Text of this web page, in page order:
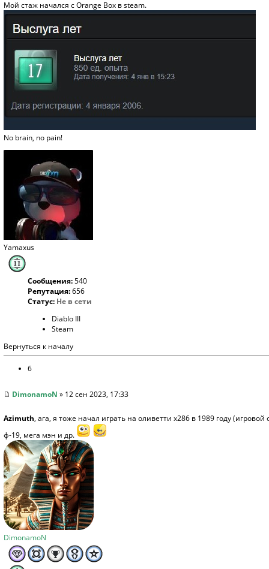
Мой стаж начался с Orange Box в steam.
No brain, no pain!
Yamaxus
Сообщения:540
Репутация:656
Статус: Не в сети
Diablo III
Steam
Вернуться к началу
6
DimonamoN » 12 сен 2023, 17:33
Azimuth, ага, я тоже начал играть на оливетти х286 в 1989 году
ф-19, мега мэн и др.
DimonamoN